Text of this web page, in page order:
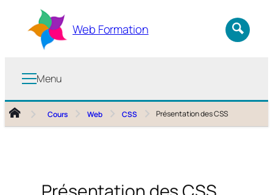
contenu
Web Formation
Menu
Cours Web CSS Présentation des CSS